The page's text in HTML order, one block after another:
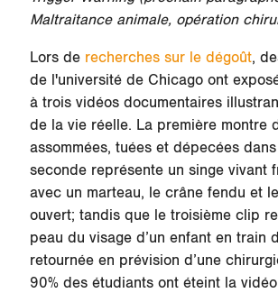
Maltraitance animale, opération
Lors de recherches sur le dégoût,
de l'université de Chicago ont
à trois vidéos documentaires
de la vie réelle. La première montre
assommées, tuées et dépecées
seconde représente un singe vivant
avec un marteau, le crâne fendu et
ouvert; tandis que le troisième clip
peau du visage d’un enfant en train
retournée en prévision d’une
90% des étudiants ont éteint la